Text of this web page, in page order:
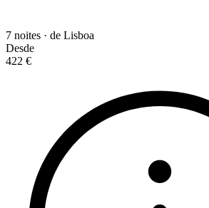
7 noites · de Lisboa
Desde
422 €